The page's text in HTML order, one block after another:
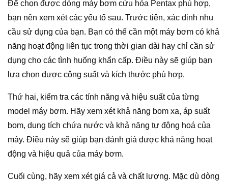
Để chọn được dòng máy bơm cứu hỏa Pentax phù hợp,
bạn nên xem xét các yếu tố sau. Trước tiên, xác định nhu
cầu sử dụng của bạn. Bạn có thể cần một máy bơm có khả
năng hoạt động liên tục trong thời gian dài hay chỉ cần sử
dụng cho các tình huống khẩn cấp. Điều này sẽ giúp bạn
lựa chọn được công suất và kích thước phù hợp.
Thứ hai, kiểm tra các tính năng và hiệu suất của từng
model máy bơm. Hãy xem xét khả năng bom xa, áp suất
bom, dung tích chứa nước và khả năng tự động hoá của
máy. Điều này sẽ giúp bạn đánh giá được khả năng hoạt
động và hiệu quả của máy bơm.
Cuối cùng, hãy xem xét giá cả và chất lượng. Mặc dù dòng